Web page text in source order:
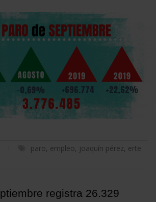
paro, empleo, joaquín pérez, erte
registra 26.329